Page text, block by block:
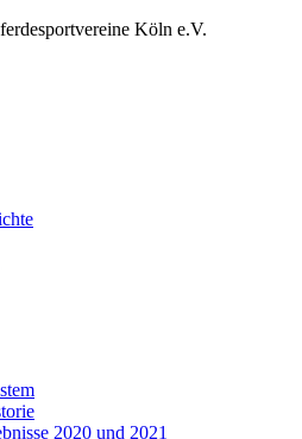
Köln e.V.
2020 und 2021